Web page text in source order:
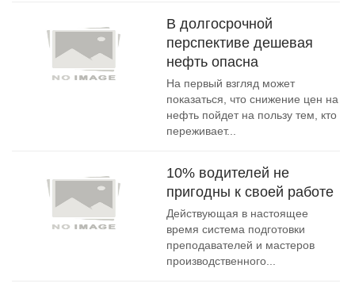
В долгосрочной
перспективе дешевая
нефть опасна
На первый взгляд может
показаться, что снижение цен на
нефть пойдет на пользу тем, кто
переживает...
10% водителей не
пригодны к своей работе
Действующая в настоящее
время система подготовки
преподавателей и мастеров
производственного...